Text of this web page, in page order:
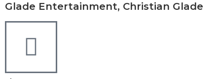
Glade Entertainment, Christian Glade